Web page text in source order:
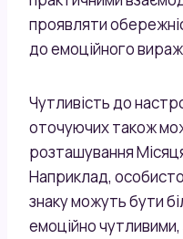
проявляти
до емоційного
Чутливість до
оточуючих також
розташування
Наприклад,
знаку можуть бути
емоційно